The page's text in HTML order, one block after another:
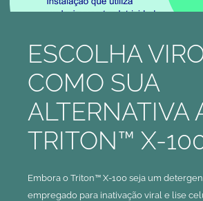
ESCOLHA
COMO SUA
ALTERNATIVA
TRITON™ X-
Embora o Triton™ X-100 seja um
empregado para inativação viral e lise